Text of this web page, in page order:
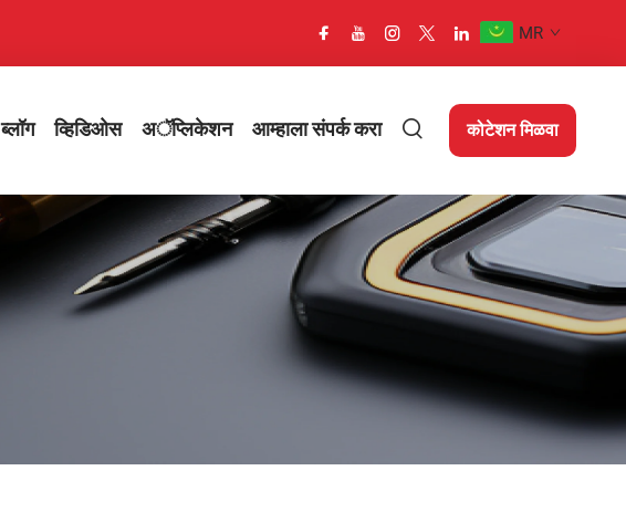
MR
ब्लॉग व्हिडिओस अॅप्लिकेशन आम्हाला संपर्क करा कोटेशन मिळवा